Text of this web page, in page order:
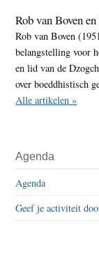
Rob van Boven
Rob van Boven
belangstelling voor
en lid van de
over boeddhistisch
Alle artikelen »
Agenda
Agenda
Geef je activiteit